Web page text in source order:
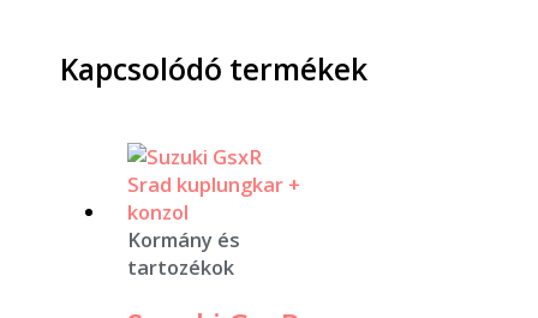
Kapcsolódó termékek
Kormány és
tartozékok